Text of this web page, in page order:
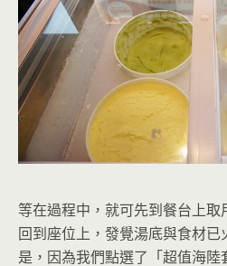
等在過程中，就可先到餐台上
回到座位上，發覺湯底與食材
是，因為我們點選了「超值海